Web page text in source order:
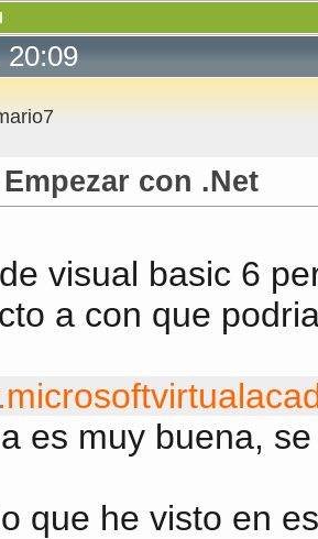
con .Net
visual basic 6
a con que
es muy buena,
que he visto en